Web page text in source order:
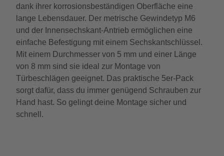
dank ihrer korrosionsbeständigen Oberfläche eine
lange Lebensdauer. Der metrische Gewindetyp M6
und der Innensechskant-Antrieb ermöglichen eine
einfache Befestigung mit einem Sechskantschlüssel.
Mit einem Durchmesser von 5 mm und einer Länge
von 8 mm sind sie ideal zur Montage von
Türbeschlägen geeignet. Das praktische 5er-Pack
sorgt dafür, dass du immer genügend Schrauben zur
Hand hast. So gelingt deine Montage sicher und
schnell.